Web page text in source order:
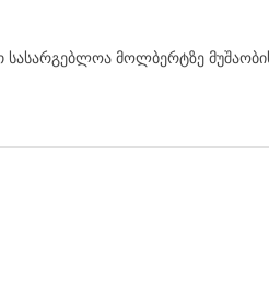
სასარგებლოა მოლბერტზე